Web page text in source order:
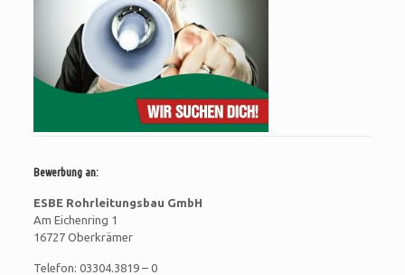
Bewerbung an:
ESBE Rohrleitungsbau GmbH
Am Eichenring 1
16727 Oberkrämer
Telefon: 03304.3819 – 0